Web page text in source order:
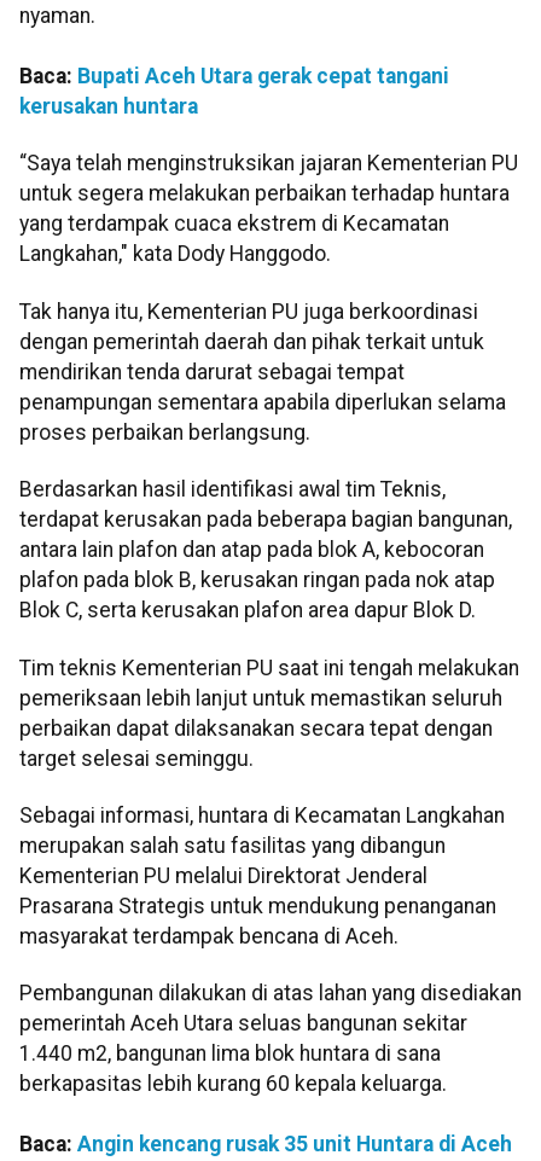
nyaman.
Baca: Bupati Aceh Utara gerak cepat tangani
kerusakan huntara
“Saya telah menginstruksikan jajaran Kementerian PU
untuk segera melakukan perbaikan terhadap huntara
yang terdampak cuaca ekstrem di Kecamatan
Langkahan," kata Dody Hanggodo.
Tak hanya itu, Kementerian PU juga berkoordinasi
dengan pemerintah daerah dan pihak terkait untuk
mendirikan tenda darurat sebagai tempat
penampungan sementara apabila diperlukan selama
proses perbaikan berlangsung.
Berdasarkan hasil identifikasi awal tim Teknis,
terdapat kerusakan pada beberapa bagian bangunan,
antara lain plafon dan atap pada blok A, kebocoran
plafon pada blok B, kerusakan ringan pada nok atap
Blok C, serta kerusakan plafon area dapur Blok D.
Tim teknis Kementerian PU saat ini tengah melakukan
pemeriksaan lebih lanjut untuk memastikan seluruh
perbaikan dapat dilaksanakan secara tepat dengan
target selesai seminggu.
Sebagai informasi, huntara di Kecamatan Langkahan
merupakan salah satu fasilitas yang dibangun
Kementerian PU melalui Direktorat Jenderal
Prasarana Strategis untuk mendukung penanganan
masyarakat terdampak bencana di Aceh.
Pembangunan dilakukan di atas lahan yang disediakan
pemerintah Aceh Utara seluas bangunan sekitar
1.440 m2, bangunan lima blok huntara di sana
berkapasitas lebih kurang 60 kepala keluarga.
Baca: Angin kencang rusak 35 unit Huntara di Aceh